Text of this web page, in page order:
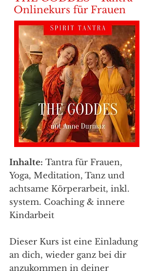
Onlinekurs für Frauen
Inhalte: Tantra für Frauen,
Yoga, Meditation, Tanz und
achtsame Körperarbeit, inkl.
system. Coaching & innere
Kindarbeit
Dieser Kurs ist eine Einladung
an dich, wieder ganz bei dir
anzukommen in deiner